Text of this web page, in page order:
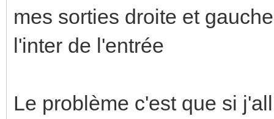
mes sorties droite et
l'inter de l'entrée
Le problème c'est que si